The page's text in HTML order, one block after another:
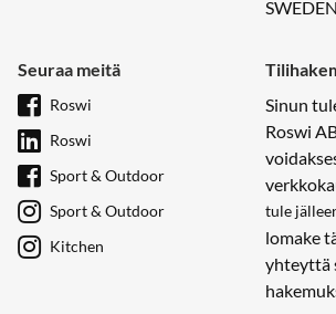
SWEDEN
Seuraa meitä
Roswi
Roswi
Sport & Outdoor
Sport & Outdoor
Kitchen
Sinun
Roswi
tule
lomake
yhteyttä